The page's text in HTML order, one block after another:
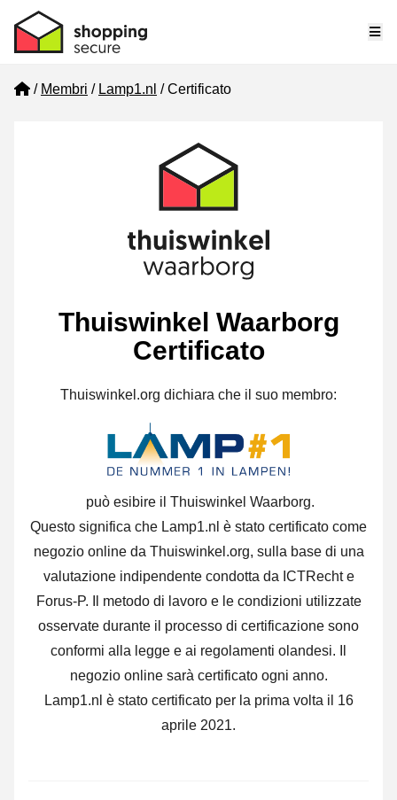
Home
Membri Lamp1.nl Certificato
Thuiswinkel Waarborg
Certificato
Thuiswinkel.org dichiara che il suo membro:
può esibire il Thuiswinkel Waarborg.
Questo significa che Lamp1.nl è stato certificato come
negozio online da Thuiswinkel.org, sulla base di una
valutazione indipendente condotta da ICTRecht e
Forus-P. Il metodo di lavoro e le condizioni utilizzate
osservate durante il processo di certificazione sono
conformi alla legge e ai regolamenti olandesi. Il
negozio online sarà certificato ogni anno.
Lamp1.nl è stato certificato per la prima volta il 16
aprile 2021.